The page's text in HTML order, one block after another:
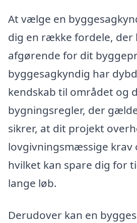
At vælge en
dig en række fordele, der
afgørende for dit
byggesagkyndig har
kendskab til området og
bygningsregler, der
sikrer, at dit projekt
lovgivningsmæssige krav
hvilket kan spare dig for
lange løb.
Derudover kan en